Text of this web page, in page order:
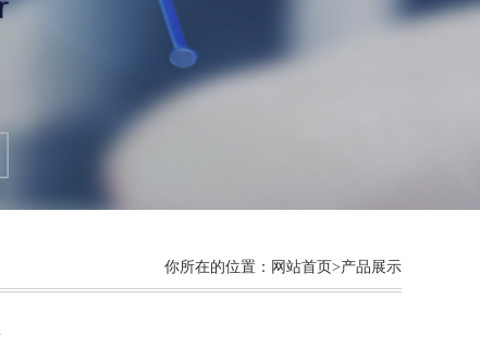
你所在的位置： 网站首页>产品展示